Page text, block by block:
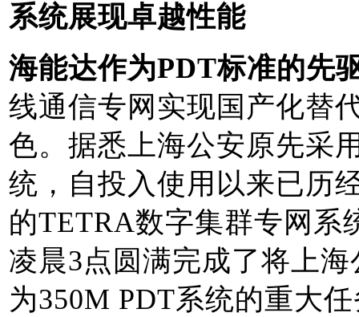
系统展现卓越性能
海能达作为PDT标准的先
线通信专网实现国产化替
色。据悉上海公安原先采
统，自投入使用以来已历
的TETRA数字集群专网系
凌晨3点圆满完成了将上
为350M PDT系统的重大